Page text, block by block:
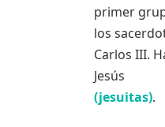
primer
los
Carlos III.
Jesús
(jesuitas).